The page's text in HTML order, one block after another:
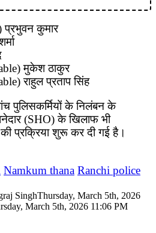
कुमार
मुकेश ठाकुर
राहुल प्रताप सिंह
पुलिसकर्मियों के निलंबन के
(SHO) के खिलाफ भी
प्रक्रिया शुरू कर दी गई है।
Namkum thana Ranchi police
SinghThursday, March 5th, 2026
March 5th, 2026 11:06 PM